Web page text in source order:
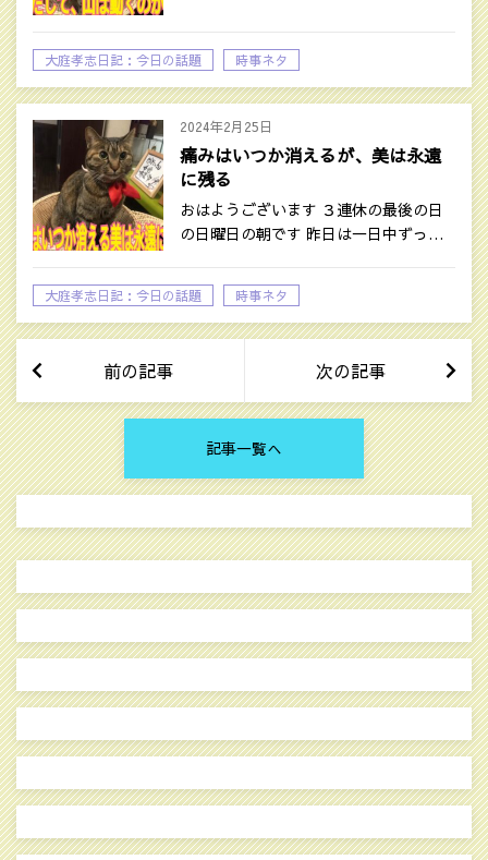
大庭孝志日記：今日の話題 時事ネタ
2024年2月25日
痛みはいつか消えるが、美は永遠
に残る
おはようございます ３連休の最後の日
の日曜日の朝です 昨日は一日中ずっ…
大庭孝志日記：今日の話題 時事ネタ
前の記事 次の記事
記事一覧へ